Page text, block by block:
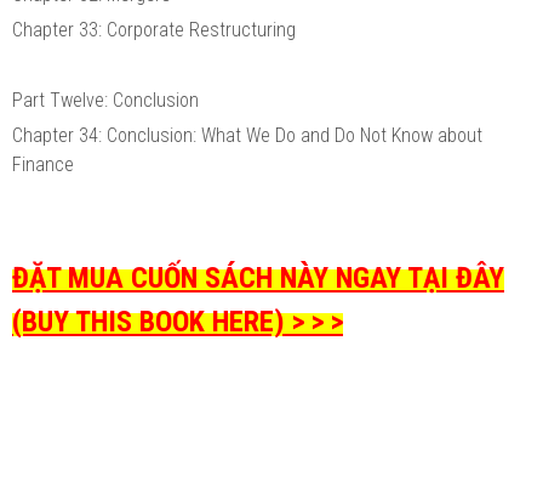
Chapter 33: Corporate Restructuring
Part Twelve: Conclusion
Chapter 34: Conclusion: What We Do and Do Not Know about
Finance
ĐẶT MUA CUỐN SÁCH NÀY NGAY TẠI ĐÂY
(BUY THIS BOOK HERE) > > >